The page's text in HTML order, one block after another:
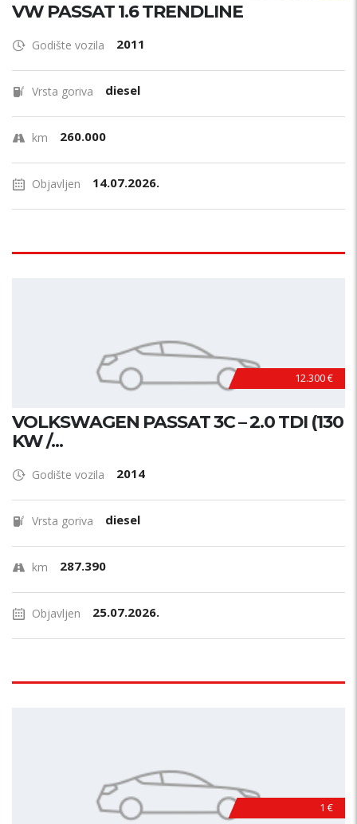
VW PASSAT 1.6 TRENDLINE
Godište vozila 2011
Vrsta goriva diesel
km 260.000
Objavljen 14.07.2026.
12.300 €
VOLKSWAGEN PASSAT 3C – 2.0 TDI (130
KW /...
Godište vozila 2014
Vrsta goriva diesel
km 287.390
Objavljen 25.07.2026.
1 €